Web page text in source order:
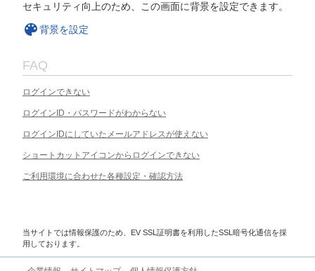
セキュリティ向上のため、この画面に背景を設定できます。
背景を設定
FAQ
ログインできない
ログインID・パスワードがわからない
ログインIDにしていたメールアドレスが使えない
ショートカットアイコンからログインできない
ご利用環境に合わせた各種設定・確認方法
当サイトでは情報保護のため、EV SSL証明書を利用したSSL暗号化通信を採
用しております。